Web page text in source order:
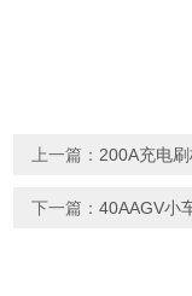
上一篇： 200A充电
下一篇： 40AAGV小